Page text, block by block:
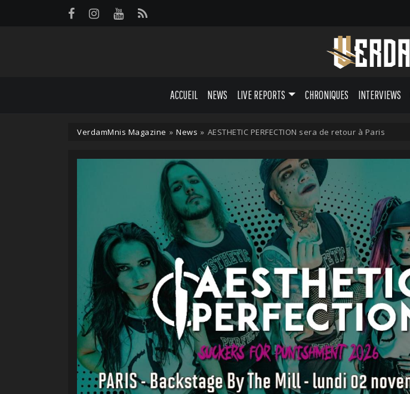
ACCUEIL NEWS LIVE REPORTS CHRONIQUES INTERVIEWS
VerdamMnis Magazine » News » AESTHETIC PERFECTION sera de retour à Paris
Panneau de gestion des cookies